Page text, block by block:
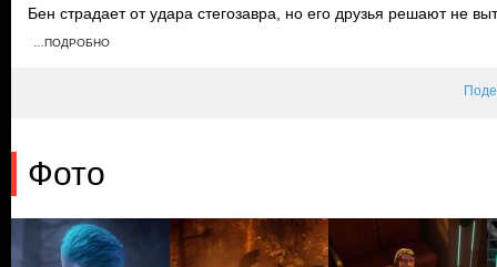
Бен страдает от удара стегозавра, но его друзья решают не
кровотечение. Герои приближаются к лазарету, сталкиваясь по
…ПОДРОБНО
Фото